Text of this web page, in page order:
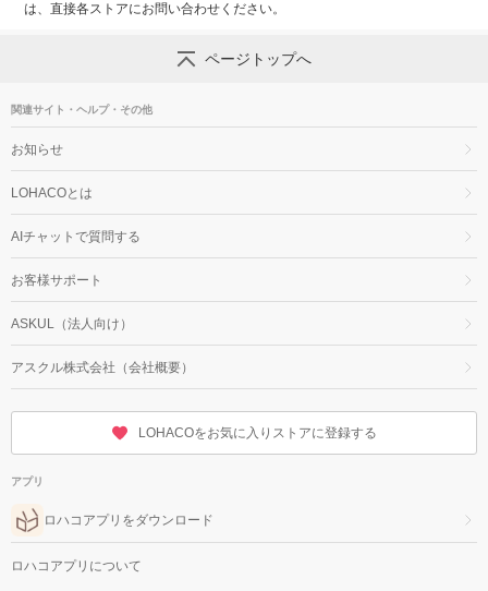
は、直接各ストアにお問い合わせください。
ページトップへ
関連サイト・ヘルプ・その他
お知らせ
LOHACOとは
AIチャットで質問する
お客様サポート
ASKUL（法人向け）
アスクル株式会社（会社概要）
LOHACOをお気に入りストアに登録する
アプリ
ロハコアプリをダウンロード
ロハコアプリについて